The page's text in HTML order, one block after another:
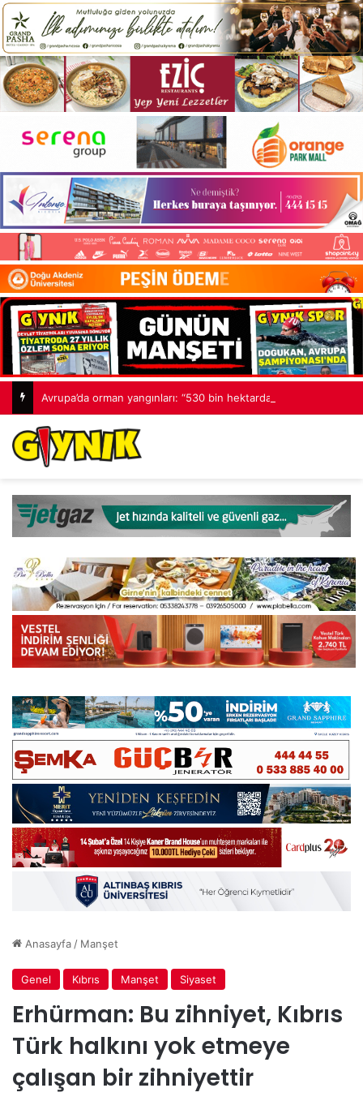
Anasayfa / Manşet
Genel Kıbrıs Manşet Siyaset
Erhürman: Bu zihniyet, Kıbrıs
Türk halkını yok etmeye
çalışan bir zihniyettir